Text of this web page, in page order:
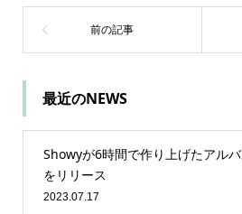
最近のNEWS
Showyが6時間で作り上げたアル
をリリース
2023.07.17